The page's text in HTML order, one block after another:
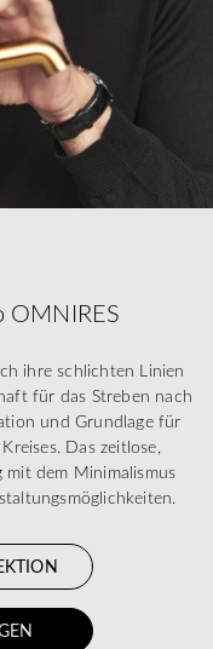
OMNIRES
ihre schlichten Linien
für das Streben nach
und Grundlage für
Das zeitlose,
dem Minimalismus